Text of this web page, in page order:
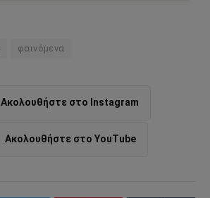
φαινόμενα
Ακολουθήστε στο Instagram
Ακολουθήστε στο YouTube